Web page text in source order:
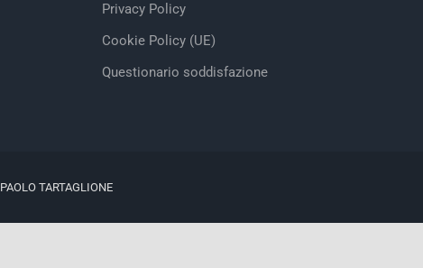
Privacy Policy
Cookie Policy (UE)
Questionario soddisfazione
PAOLO TARTAGLIONE